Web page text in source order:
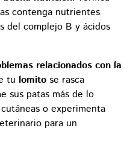
contenga nutrientes
del complejo B y ácidos
relacionados con la
tu lomito se rasca
sus patas más de lo
o experimenta
para un